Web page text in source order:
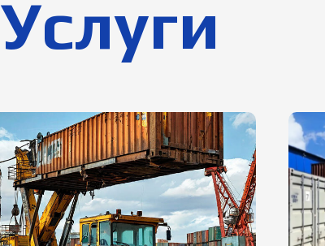
Услуги